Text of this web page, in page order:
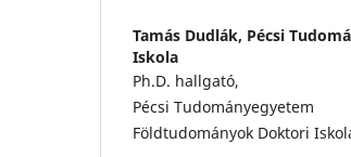
Tamás Dudlák, Pécsi
Iskola
Ph.D. hallgató,
Pécsi Tudományegyetem
Földtudományok Doktori